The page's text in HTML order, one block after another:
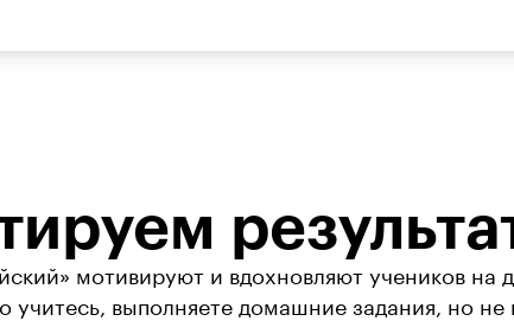
мотивируют и вдохновляют учеников на
учитесь, выполняете домашние задания, но